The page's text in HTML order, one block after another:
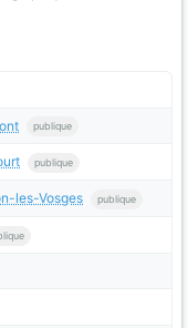
publique
publique
les-Vosges publique